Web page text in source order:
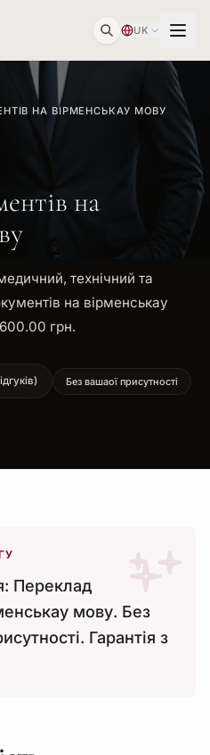
UK
НА ВІРМЕНСЬКАУ МОВУ
на
технічний та
на вірменськау
грн.
Без вашаої присутності
Переклад
мову. Без
Гарантія з